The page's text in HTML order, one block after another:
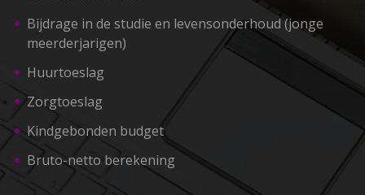
Bijdrage in de studie en levensonderhoud (jonge
meerderjarigen)
Huurtoeslag
Zorgtoeslag
Kindgebonden budget
Bruto-netto berekening